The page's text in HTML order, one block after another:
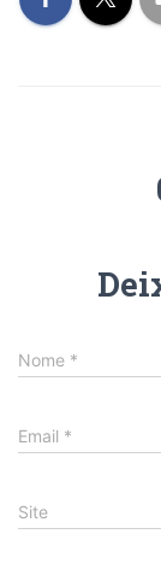
Nome *
Email *
Site